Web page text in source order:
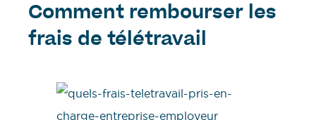
Comment rembourser les
frais de télétravail